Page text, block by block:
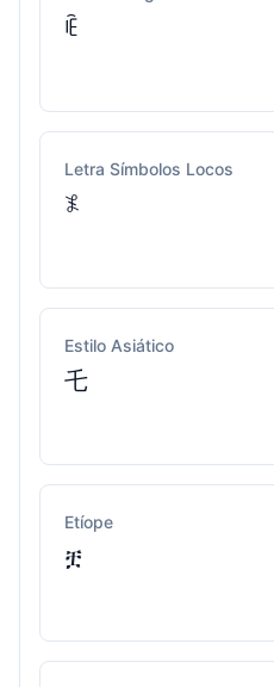
ꍟ
Letra Símbolos Locos
𖤟
Estilo Asiático
乇
Etíope
ቿ